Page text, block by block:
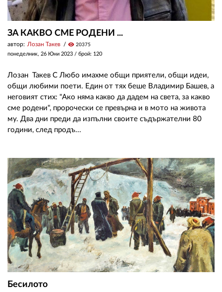
ЗА КАКВО СМЕ РОДЕНИ ...
автор: Лозан Такев visibility 20375
понеделник, 26 Юни 2023 / брой: 120
Лозан Такев С Любо имахме общи приятели, общи идеи,
общи любими поети. Един от тях беше Владимир Башев, а
неговият стих: "Ако няма какво да дадем на света, за какво
сме родени", пророчески се превърна и в мото на живота
му. Два дни преди да изпълни своите съдържателни 80
години, след продъ...
Бесилото